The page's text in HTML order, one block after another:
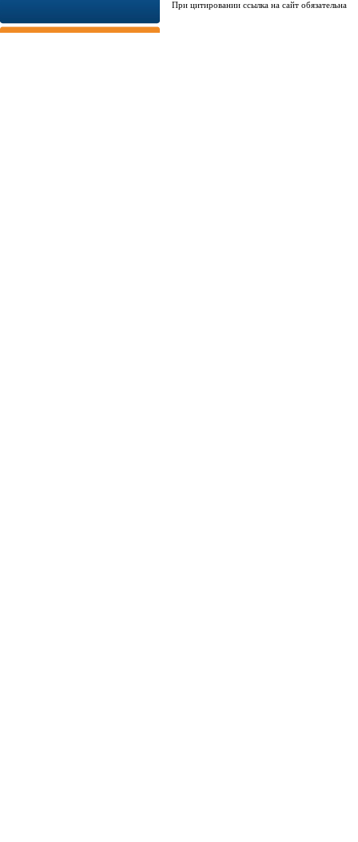
При цитировании ссылка на сайт обязательна